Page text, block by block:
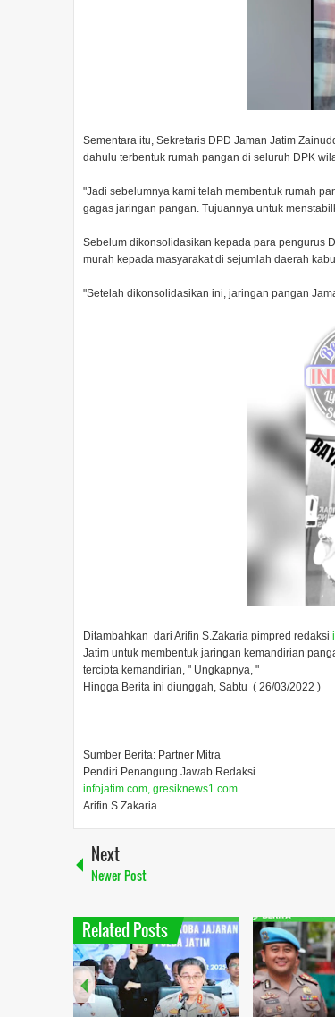
Sementara itu, Sekretaris DPD Jaman Jatim
dahulu terbentuk rumah pangan di seluruh DPK
"Jadi sebelumnya kami telah membentuk rumah
gagas jaringan pangan. Tujuannya untuk
Sebelum dikonsolidasikan kepada para pengurus
murah kepada masyarakat di sejumlah daerah
"Setelah dikonsolidasikan ini, jaringan pangan
Ditambahkan dari Arifin S.Zakaria pimpred redaksi
Jatim untuk membentuk jaringan kemandirian
tercipta kemandirian, " Ungkapnya, "
Hingga Berita ini diunggah, Sabtu ( 26/03/2022 )
Sumber Berita: Partner Mitra
Pendiri Penangung Jawab Redaksi
infojatim.com, gresiknews1.com
Arifin S.Zakaria
Next
Newer Post
Related Posts